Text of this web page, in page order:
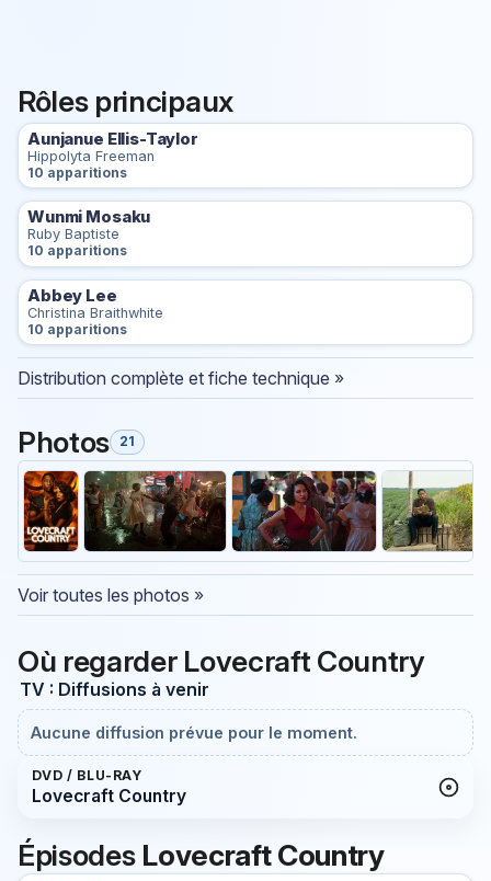
Rôles principaux
Aunjanue Ellis-Taylor
Hippolyta Freeman
10 apparitions
Wunmi Mosaku
Ruby Baptiste
10 apparitions
Abbey Lee
Christina Braithwhite
10 apparitions
Distribution complète et fiche technique »
Photos 21
Voir toutes les photos »
Où regarder Lovecraft Country
TV : Diffusions à venir
Aucune diffusion prévue pour le moment.
DVD / BLU-RAY
Lovecraft Country
Épisodes Lovecraft Country